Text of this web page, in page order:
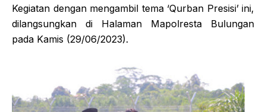
Kegiatan dengan mengambil tema ‘Qurban Presisi’ ini,
dilangsungkan di Halaman Mapolresta Bulungan
pada Kamis (29/06/2023).